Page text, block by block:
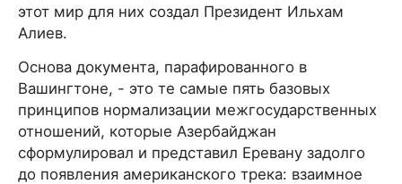
этот мир для них создал Президент Ильхам
Алиев.
Основа документа, парафированного в
Вашингтоне, - это те самые пять базовых
принципов нормализации межгосударственных
отношений, которые Азербайджан
сформулировал и представил Еревану задолго
до появления американского трека: взаимное